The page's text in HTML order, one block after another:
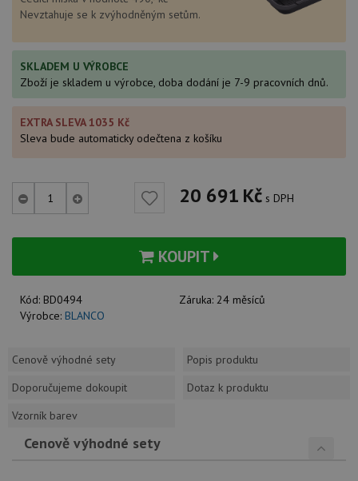
Nevztahuje se k zvýhodněným setům.
SKLADEM U VÝROBCE
Zboží je skladem u výrobce, doba dodání je 7-9 pracovních dnů.
EXTRA SLEVA 1035 Kč
Sleva bude automaticky odečtena z košíku
20 691 Kč s DPH
KOUPIT
Kód: BD0494 Záruka: 24 měsíců
Výrobce: BLANCO
Cenově výhodné sety
Popis produktu
Doporučujeme dokoupit
Dotaz k produktu
Vzorník barev
Cenově výhodné sety